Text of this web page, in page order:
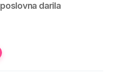
darila